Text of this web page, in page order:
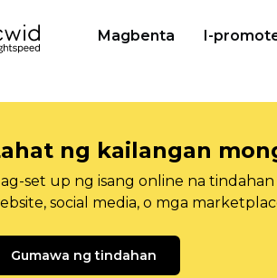
Magbenta I-
ng kailangan
set up ng isang online na
social media, o mga
Gumawa ng tindahan